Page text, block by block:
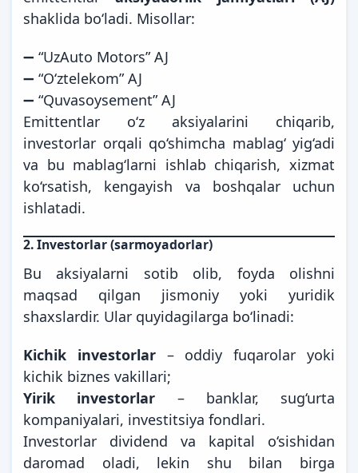
shaklida bo‘ladi. Misollar:
➖ “UzAuto Motors” AJ
➖ “O‘ztelekom” AJ
➖ “Quvasoysement” AJ
Emittentlar o‘z aksiyalarini chiqarib,
investorlar orqali qo‘shimcha mablag‘ yig‘adi
va bu mablag‘larni ishlab chiqarish, xizmat
ko‘rsatish, kengayish va boshqalar uchun
ishlatadi.
2.Investorlar (sarmoyadorlar)
Bu aksiyalarni sotib olib, foyda olishni
maqsad qilgan jismoniy yoki yuridik
shaxslardir. Ular quyidagilarga bo‘linadi:
Kichik investorlar– oddiy fuqarolar yoki
kichik biznes vakillari;
Yirik investorlar – banklar, sug‘urta
kompaniyalari, investitsiya fondlari.
Investorlar dividend va kapital o‘sishidan
daromad oladi, lekin shu bilan birga